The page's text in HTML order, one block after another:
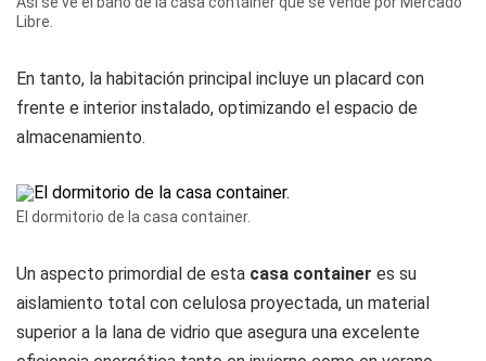
Libre.
En tanto, la habitación principal incluye un placard con
frente e interior instalado, optimizando el espacio de
almacenamiento.
El dormitorio de la casa container.
Un aspecto primordial de esta casa container es su
aislamiento total con celulosa proyectada, un material
superior a la lana de vidrio que asegura una excelente